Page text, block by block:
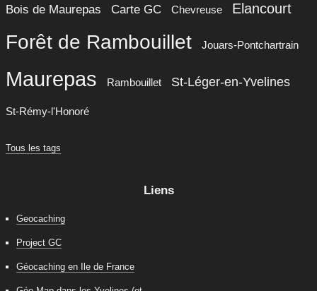
Bois de Maurepas Carte GC Chevreuse Elancourt
Forêt de Rambouillet Jouars-Pontchartrain
Maurepas Rambouillet St-Léger-en-Yvelines
St-Rémy-l'Honoré
Tous les tags
Liens
Geocaching
Project GC
Géocaching en Ile de France